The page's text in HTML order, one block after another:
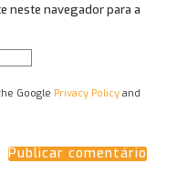
neste navegador para a
Google Privacy Policy and